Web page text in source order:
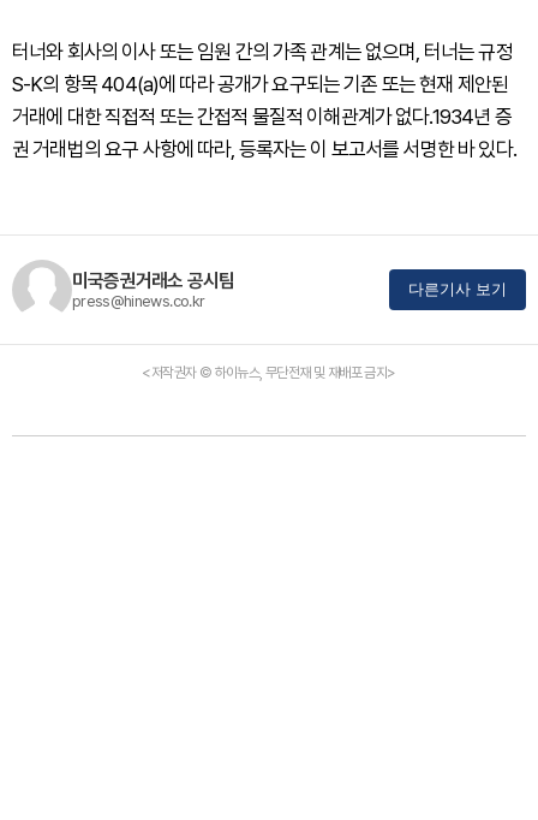
터너와 회사의 이사 또는 임원 간의 가족 관계는 없으며, 터너는 규정
S-K의 항목 404(a)에 따라 공개가 요구되는 기존 또는 현재 제안된
거래에 대한 직접적 또는 간접적 물질적 이해관계가 없다.1934년 증
권 거래법의 요구 사항에 따라, 등록자는 이 보고서를 서명한 바 있다.
미국증권거래소 공시팀
press@hinews.co.kr
다른기사 보기
<저작권자 © 하이뉴스, 무단전재 및 재배포 금지>